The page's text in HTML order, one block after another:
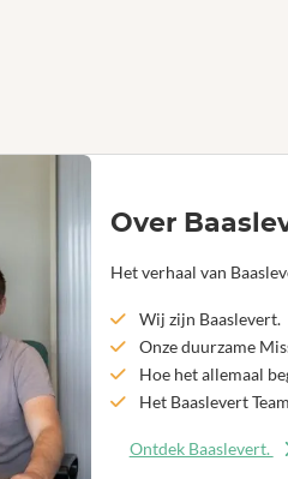
Over
Het verhaal van
Wij zijn Baaslevert.
Onze duurzame
Hoe het allemaal
Het Baaslevert Team
Ontdek Baaslevert.